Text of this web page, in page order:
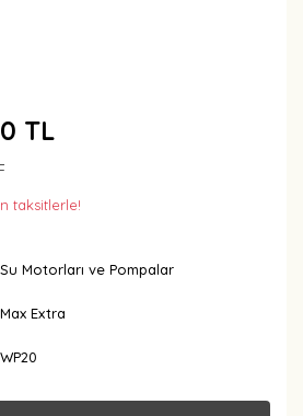
TL
taksitlerle!
Su Motorları ve Pompalar
Max Extra
WP20